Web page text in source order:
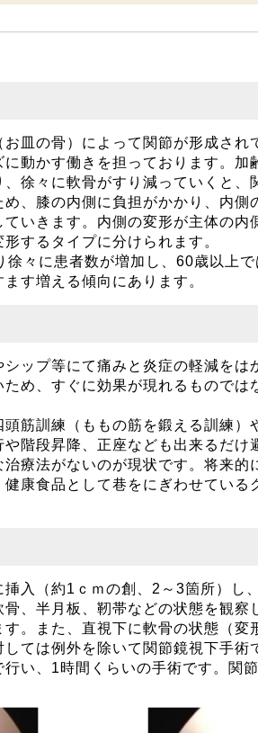
皿の骨）によって関節が形成さ
動かす働きを担っております。加
徐々に軟骨がすり減っていくと、
、膝の内側に負担がかかり、内
いきます。内側の変形が主体の
するタイプに分けられます。
々に患者数が増加し、60歳以上
す増える傾向にあります。
ップ等にて痛みと炎症の軽減を
め、すぐに効果が現れるものでは
筋訓練（ももの筋を鍛える訓練
階段昇降、正座なども出来るだけ
療法がないのが現状です。将来
康食品として巷をにぎわせている
入（約1ｃｍの創、2～3箇所）し
、半月板、靭帯などの状態を観察
。また、直視下に軟骨の状態（変
ては例外を除いて関節鏡視下手
い、1時間くらいの手術です。関